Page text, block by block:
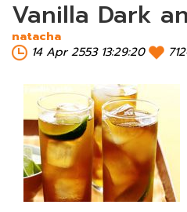
Vanilla Dark
natacha
14 Apr 2553 13:29:20